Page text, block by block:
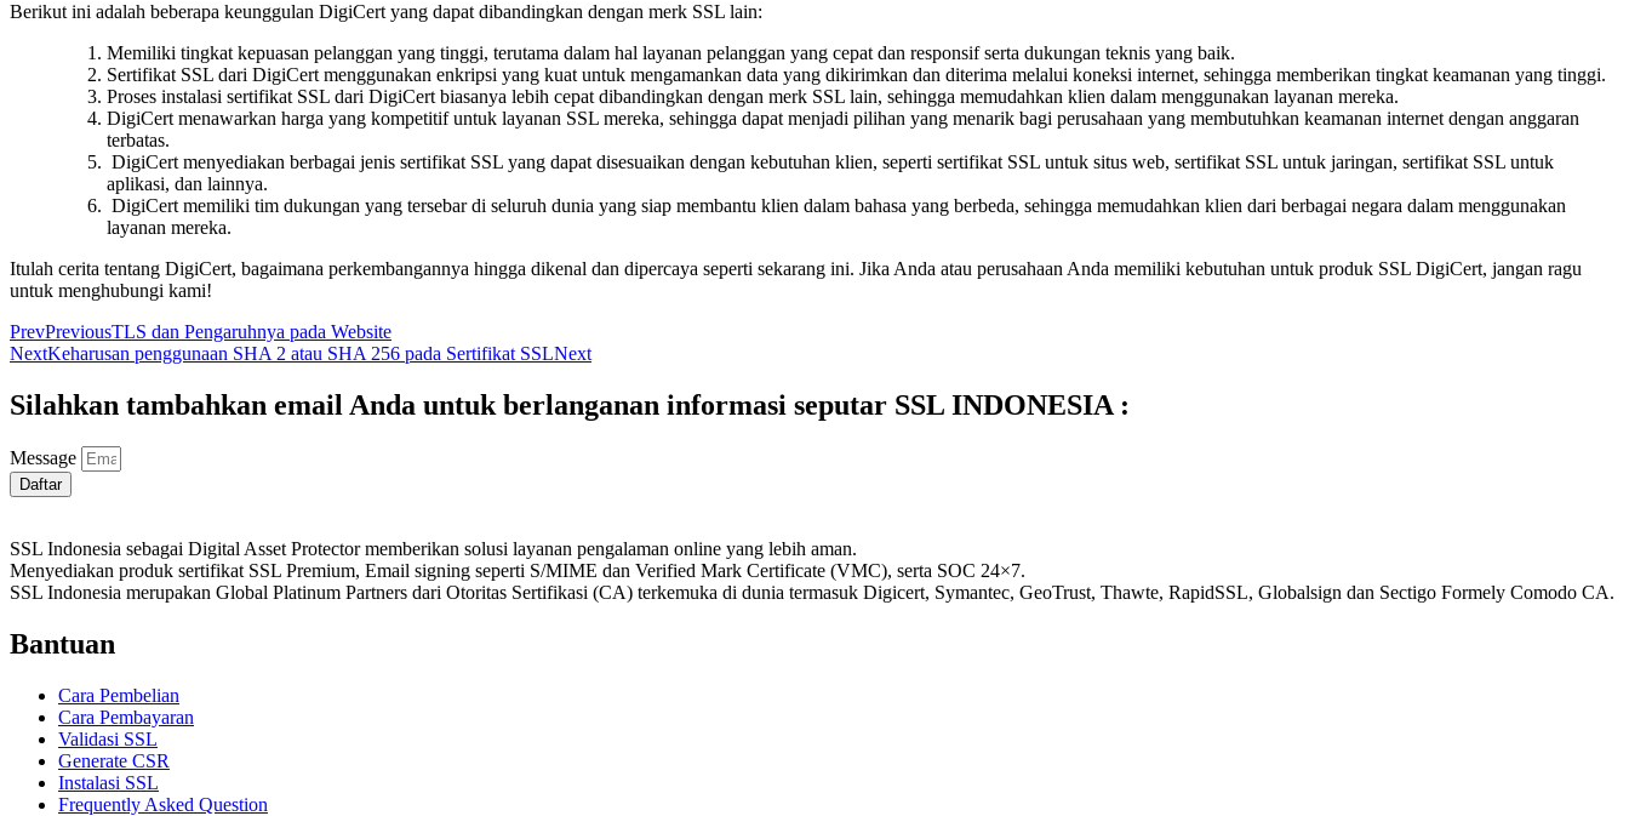
Berikut ini adalah beberapa keunggulan DigiCert yang dapat dibandingkan dengan merk SSL lain:
Memiliki tingkat kepuasan pelanggan yang tinggi, terutama dalam hal layanan pelanggan yang cepat dan responsif serta dukungan teknis yang baik.
Sertifikat SSL dari DigiCert menggunakan enkripsi yang kuat untuk mengamankan data yang dikirimkan dan diterima melalui koneksi internet, sehingga memberikan tingkat keamanan yang tinggi.
Proses instalasi sertifikat SSL dari DigiCert biasanya lebih cepat dibandingkan dengan merk SSL lain, sehingga memudahkan klien dalam menggunakan layanan mereka.
DigiCert menawarkan harga yang kompetitif untuk layanan SSL mereka, sehingga dapat menjadi pilihan yang menarik bagi perusahaan yang membutuhkan keamanan internet dengan anggaran
terbatas.
DigiCert menyediakan berbagai jenis sertifikat SSL yang dapat disesuaikan dengan kebutuhan klien, seperti sertifikat SSL untuk situs web, sertifikat SSL untuk jaringan, sertifikat SSL untuk
aplikasi, dan lainnya.
DigiCert memiliki tim dukungan yang tersebar di seluruh dunia yang siap membantu klien dalam bahasa yang berbeda, sehingga memudahkan klien dari berbagai negara dalam menggunakan
layanan mereka.
Itulah cerita tentang DigiCert, bagaimana perkembangannya hingga dikenal dan dipercaya seperti sekarang ini. Jika Anda atau perusahaan Anda memiliki kebutuhan untuk produk SSL DigiCert, jangan ragu
untuk menghubungi kami!
PrevPreviousTLS dan Pengaruhnya pada Website
NextKeharusan penggunaan SHA 2 atau SHA 256 pada Sertifikat SSLNext
Silahkan tambahkan email Anda untuk berlanganan informasi seputar SSL INDONESIA :
Message
Daftar
SSL Indonesia sebagai Digital Asset Protector memberikan solusi layanan pengalaman online yang lebih aman.
Menyediakan produk sertifikat SSL Premium, Email signing seperti S/MIME dan Verified Mark Certificate (VMC), serta SOC 24×7.
SSL Indonesia merupakan Global Platinum Partners dari Otoritas Sertifikasi (CA) terkemuka di dunia termasuk Digicert, Symantec, GeoTrust, Thawte, RapidSSL, Globalsign dan Sectigo Formely Comodo CA.
Bantuan
Cara Pembelian
Cara Pembayaran
Validasi SSL
Generate CSR
Instalasi SSL
Frequently Asked Question